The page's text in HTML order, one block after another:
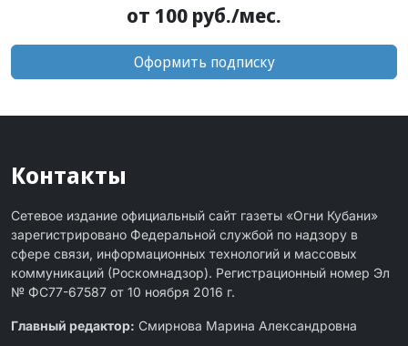
от 100 руб./мес.
Оформить подписку
Контакты
Сетевое издание официальный сайт газеты «Огни Кубани»
зарегистрировано Федеральной службой по надзору в
сфере связи, информационных технологий и массовых
коммуникаций (Роскомнадзор). Регистрационный номер Эл
№ ФС77-67587 от 10 ноября 2016 г.
Главный редактор: Смирнова Марина Александровна